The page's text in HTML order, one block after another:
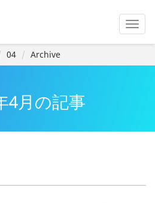
04 Archive
4月の記事